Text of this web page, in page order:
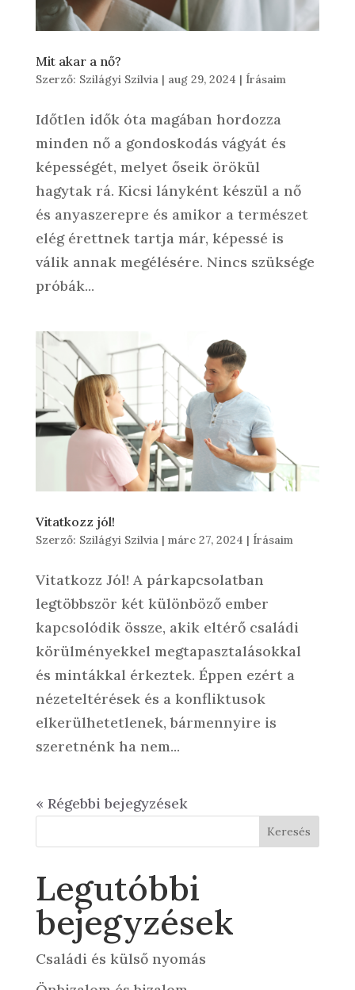
Mit akar a nő?
Szerző: Szilágyi Szilvia| aug 29, 2024 | Írásaim
Időtlen idők óta magában hordozza
minden nő a gondoskodás vágyát és
képességét, melyet őseik örökül
hagytak rá. Kicsi lányként készül a nő
és anyaszerepre és amikor a természet
elég érettnek tartja már, képessé is
válik annak megélésére. Nincs szüksége
próbák...
Vitatkozz jól!
Szerző: Szilágyi Szilvia| márc 27, 2024 | Írásaim
Vitatkozz Jól! A párkapcsolatban
legtöbbször két különböző ember
kapcsolódik össze, akik eltérő családi
körülményekkel megtapasztalásokkal
és mintákkal érkeztek. Éppen ezért a
nézeteltérések és a konfliktusok
elkerülhetetlenek, bármennyire is
szeretnénk ha nem...
« Régebbi bejegyzések
Keresés
Legutóbbi
bejegyzések
Családi és külső nyomás